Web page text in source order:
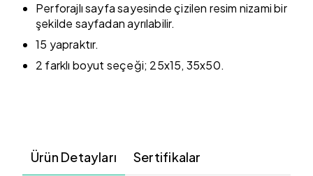
Perforajlı sayfa sayesinde çizilen resim nizami bir
şekilde sayfadan ayrılabilir.
15 yapraktır.
2 farklı boyut seçeği; 25x15, 35x50.
Ürün Detayları Sertifikalar